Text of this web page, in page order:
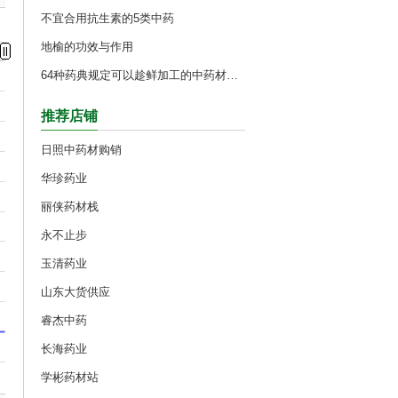
不宜合用抗生素的5类中药
地榆的功效与作用
64种药典规定可以趁鲜加工的中药材（2015药典）
推荐店铺
日照中药材购销
华珍药业
丽侠药材栈
永不止步
玉清药业
山东大货供应
睿杰中药
长海药业
学彬药材站